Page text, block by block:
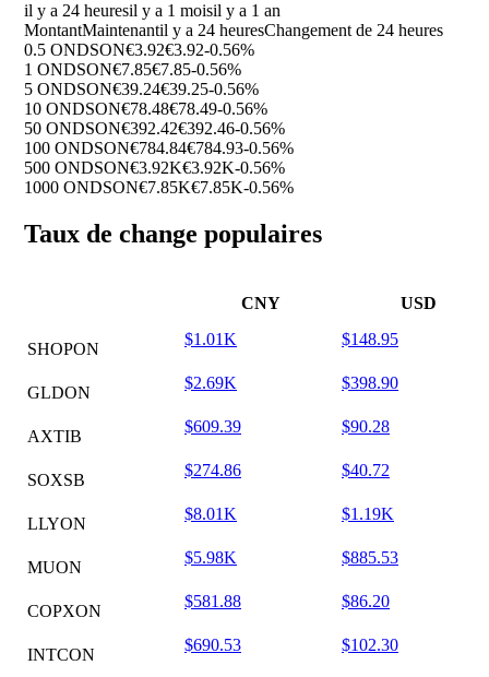
il y a 24 heuresil y a 1 moisil y a 1 an
MontantMaintenantil y a 24 heuresChangement de 24 heures
0.5 ONDSON€3.92€3.92-0.56%
1 ONDSON€7.85€7.85-0.56%
5 ONDSON€39.24€39.25-0.56%
10 ONDSON€78.48€78.49-0.56%
50 ONDSON€392.42€392.46-0.56%
100 ONDSON€784.84€784.93-0.56%
500 ONDSON€3.92K€3.92K-0.56%
1000 ONDSON€7.85K€7.85K-0.56%
Taux de change populaires
CNY USD
SHOPON
$1.01K $148.95
GLDON
$2.69K $398.90
AXTIB
$609.39 $90.28
SOXSB
$274.86 $40.72
LLYON
$8.01K $1.19K
MUON
$5.98K $885.53
COPXON
$581.88 $86.20
INTCON
$690.53 $102.30